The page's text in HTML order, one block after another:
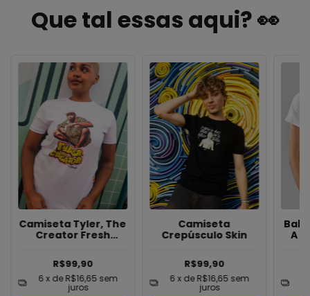
Que tal essas aqui? 👀
Camiseta Tyler, The
Creator Fresh
R$99,90
6 x deR$16,65 sem
juros
Camiseta
Crepúsculo Skin
R$99,90
6 x deR$16,65 sem
juros
A